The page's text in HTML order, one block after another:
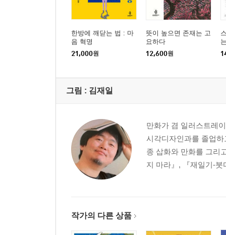
한방에 깨닫는 법 : 마
음 혁명
21,000원
뜻이 높으면 존재는 고
요하다
12,600원
그림 : 김재일
만화가 겸 일러스트레
시각디자인과를 졸업
종 삽화와 만화를 그리
지 마라』, 『재일기-
작가의 다른 상품